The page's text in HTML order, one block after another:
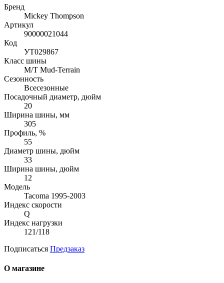
Бренд
Mickey Thompson
Артикул
90000021044
Код
УТ029867
Класс шины
M/T Mud-Terrain
Сезонность
Всесезонные
Посадочный диаметр, дюйм
20
Ширина шины, мм
305
Профиль, %
55
Диаметр шины, дюйм
33
Ширина шины, дюйм
12
Модель
Tacoma 1995-2003
Индекс скорости
Q
Индекс нагрузки
121/118
Подписаться Предзаказ
О магазине